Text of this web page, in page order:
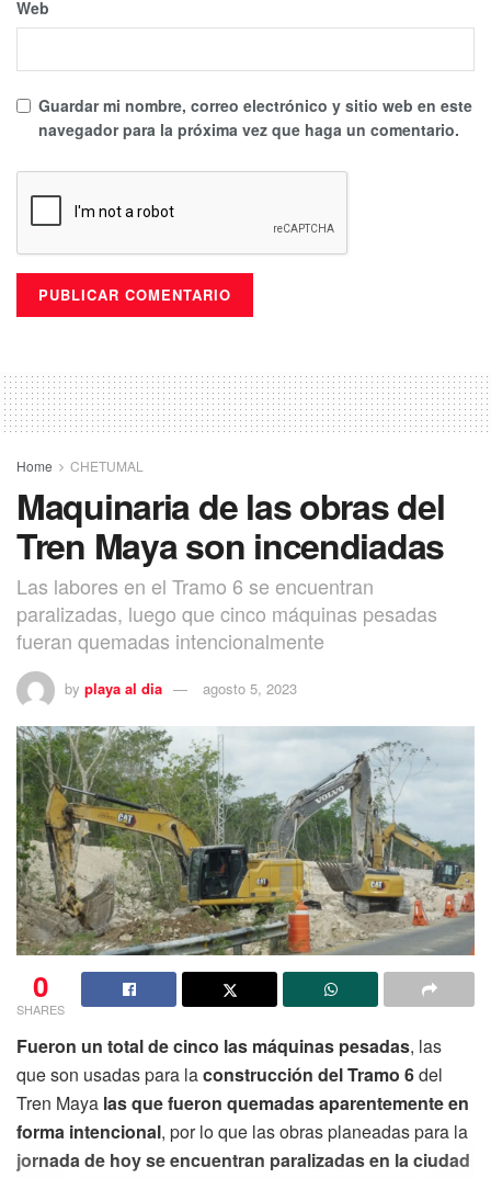
Web
Guardar mi nombre, correo electrónico y sitio web en este
navegador para la próxima vez que haga un comentario.
Home CHETUMAL
Maquinaria de las obras del
Tren Maya son incendiadas
Las labores en el Tramo 6 se encuentran
paralizadas, luego que cinco máquinas pesadas
fueran quemadas intencionalmente
by playa al dia agosto 5, 2023
0
SHARES
Fueron un total de cinco las máquinas pesadas, las
que son usadas para laconstrucción del Tramo 6del
Tren Maya las que fueron quemadas aparentemente en
forma intencional, por lo que las obras planeadas para la
jornada de hoy se encuentran paralizadas en la ciudad